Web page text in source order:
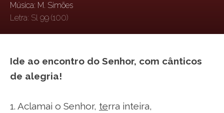
Música: M. Simões
Letra: Sl 99 (100)
Ide ao encontro do Senhor, com cânticos
de alegria!
1. Aclamai o Senhor, terra inteira,